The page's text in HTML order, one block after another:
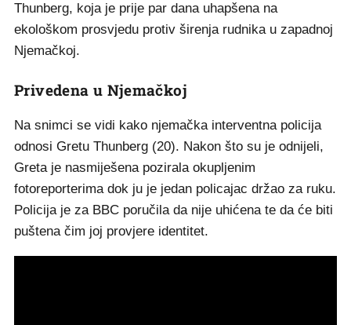
Thunberg, koja je prije par dana uhapšena na
ekološkom prosvjedu protiv širenja rudnika u zapadnoj
Njemačkoj.
Privedena u Njemačkoj
Na snimci se vidi kako njemačka interventna policija
odnosi Gretu Thunberg (20). Nakon što su je odnijeli,
Greta je nasmiješena pozirala okupljenim
fotoreporterima dok ju je jedan policajac držao za ruku.
Policija je za BBC poručila da nije uhićena te da će biti
puštena čim joj provjere identitet.